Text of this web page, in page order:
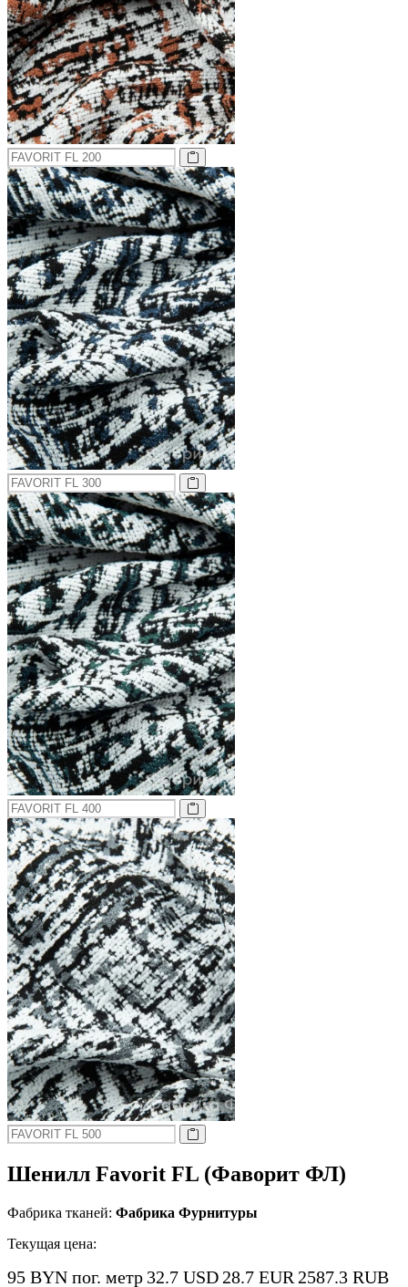
Шенилл Favorit FL (Фаворит ФЛ)
Фабрика тканей: Фабрика Фурнитуры
Текущая цена:
95 BYN пог. метр 32.7 USD 28.7 EUR 2587.3 RUB